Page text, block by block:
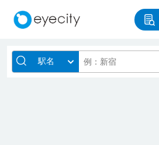
駅名